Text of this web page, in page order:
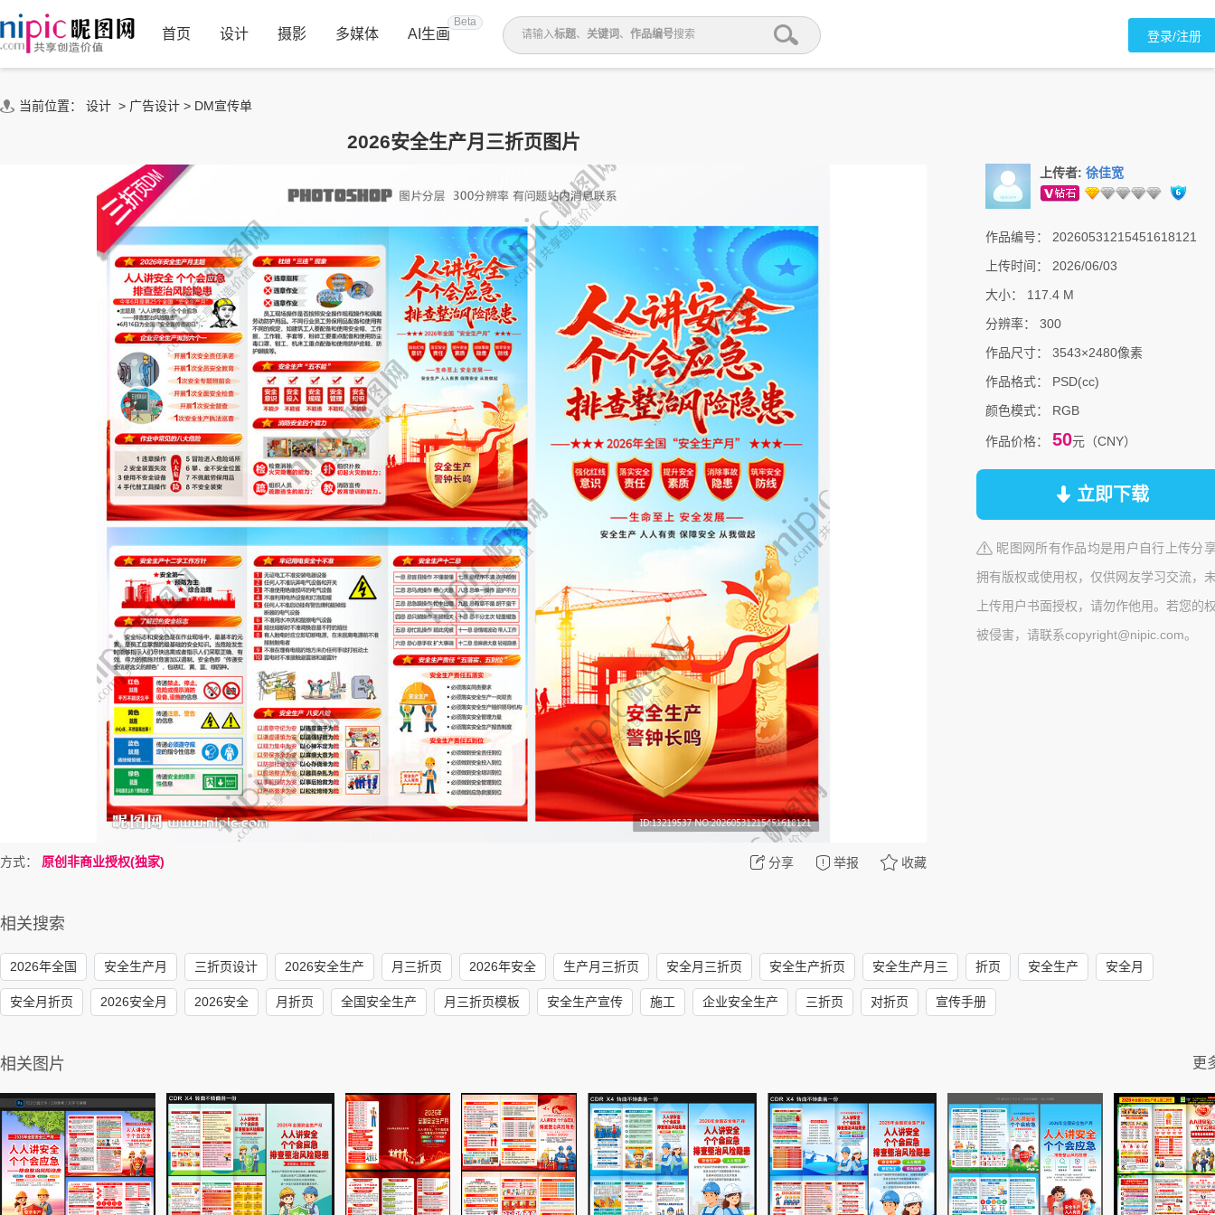
首页 设计 摄影 多媒体 AI生画
Beta
请输入标题、 关键词 、 作品编号搜索 登录/注册
当前位置： 设计 > 广告设计 > DM宣传单
2026安全生产月三折页图片
分享 举报 收藏
方式： 原创非商业授权(独家)
上传者: 徐佳宽
作品编号：
20260531215451618121
上传时间：
2026/06/03
大小：
117.4 M
分辨率：
300
作品尺寸：
3543×2480像素
作品格式：
PSD(cc)
颜色模式：
RGB
作品价格： 50元（CNY）
立即下载
昵图网所有作品均是用户自行上传分
拥有版权或使用权，仅供网友学习交流，
上传用户书面授权，请勿作他用。若您的
被侵害，请联系copyright@nipic.com。
相关搜索
2026年全国 安全生产月 三折页设计 2026安全生产 月三折页 2026年安全 生产月三折页 安全月三折页 安全生产折页 安全生产月三 折页 安全生产 安全月
安全月折页 2026安全月 2026安全 月折页 全国安全生产 月三折页模板 安全生产宣传 施工 企业安全生产 三折页 对折页 宣传手册
相关图片 更